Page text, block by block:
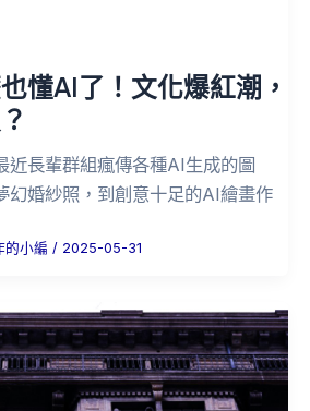
懂AI了！文化爆紅潮，
近長輩群組瘋傳各種AI生成的圖
幻婚紗照，到創意十足的AI繪畫作
的小編 / 2025-05-31